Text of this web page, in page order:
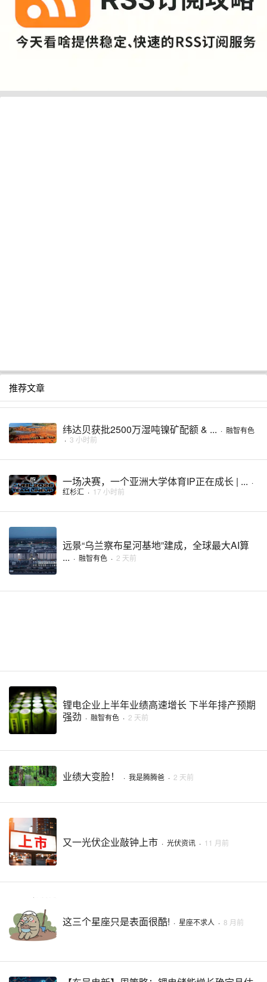
推荐文章
纬达贝获批2500万湿吨镍矿配额 & ... · 融智有色
· 3 小时前
一场决赛，一个亚洲大学体育IP正在成长 | ... ·
红杉汇 · 17 小时前
远景“乌兰察布星河基地”建成，全球最大AI算
... · 融智有色 · 2 天前
锂电企业上半年业绩高速增长 下半年排产预期
强劲 · 融智有色 · 2 天前
业绩大变脸！ · 我是腾腾爸 · 2 天前
又一光伏企业敲钟上市 · 光伏资讯 · 11 月前
这三个星座只是表面很酷! · 星座不求人 · 8 月前